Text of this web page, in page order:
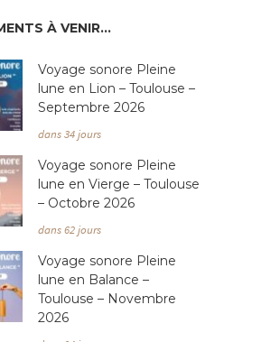
À VENIR…
Voyage sonore Pleine
lune en Lion – Toulouse –
Septembre 2026
dans 34 jours
Voyage sonore Pleine
lune en Vierge – Toulouse
– Octobre 2026
dans 62 jours
Voyage sonore Pleine
lune en Balance –
Toulouse – Novembre
2026